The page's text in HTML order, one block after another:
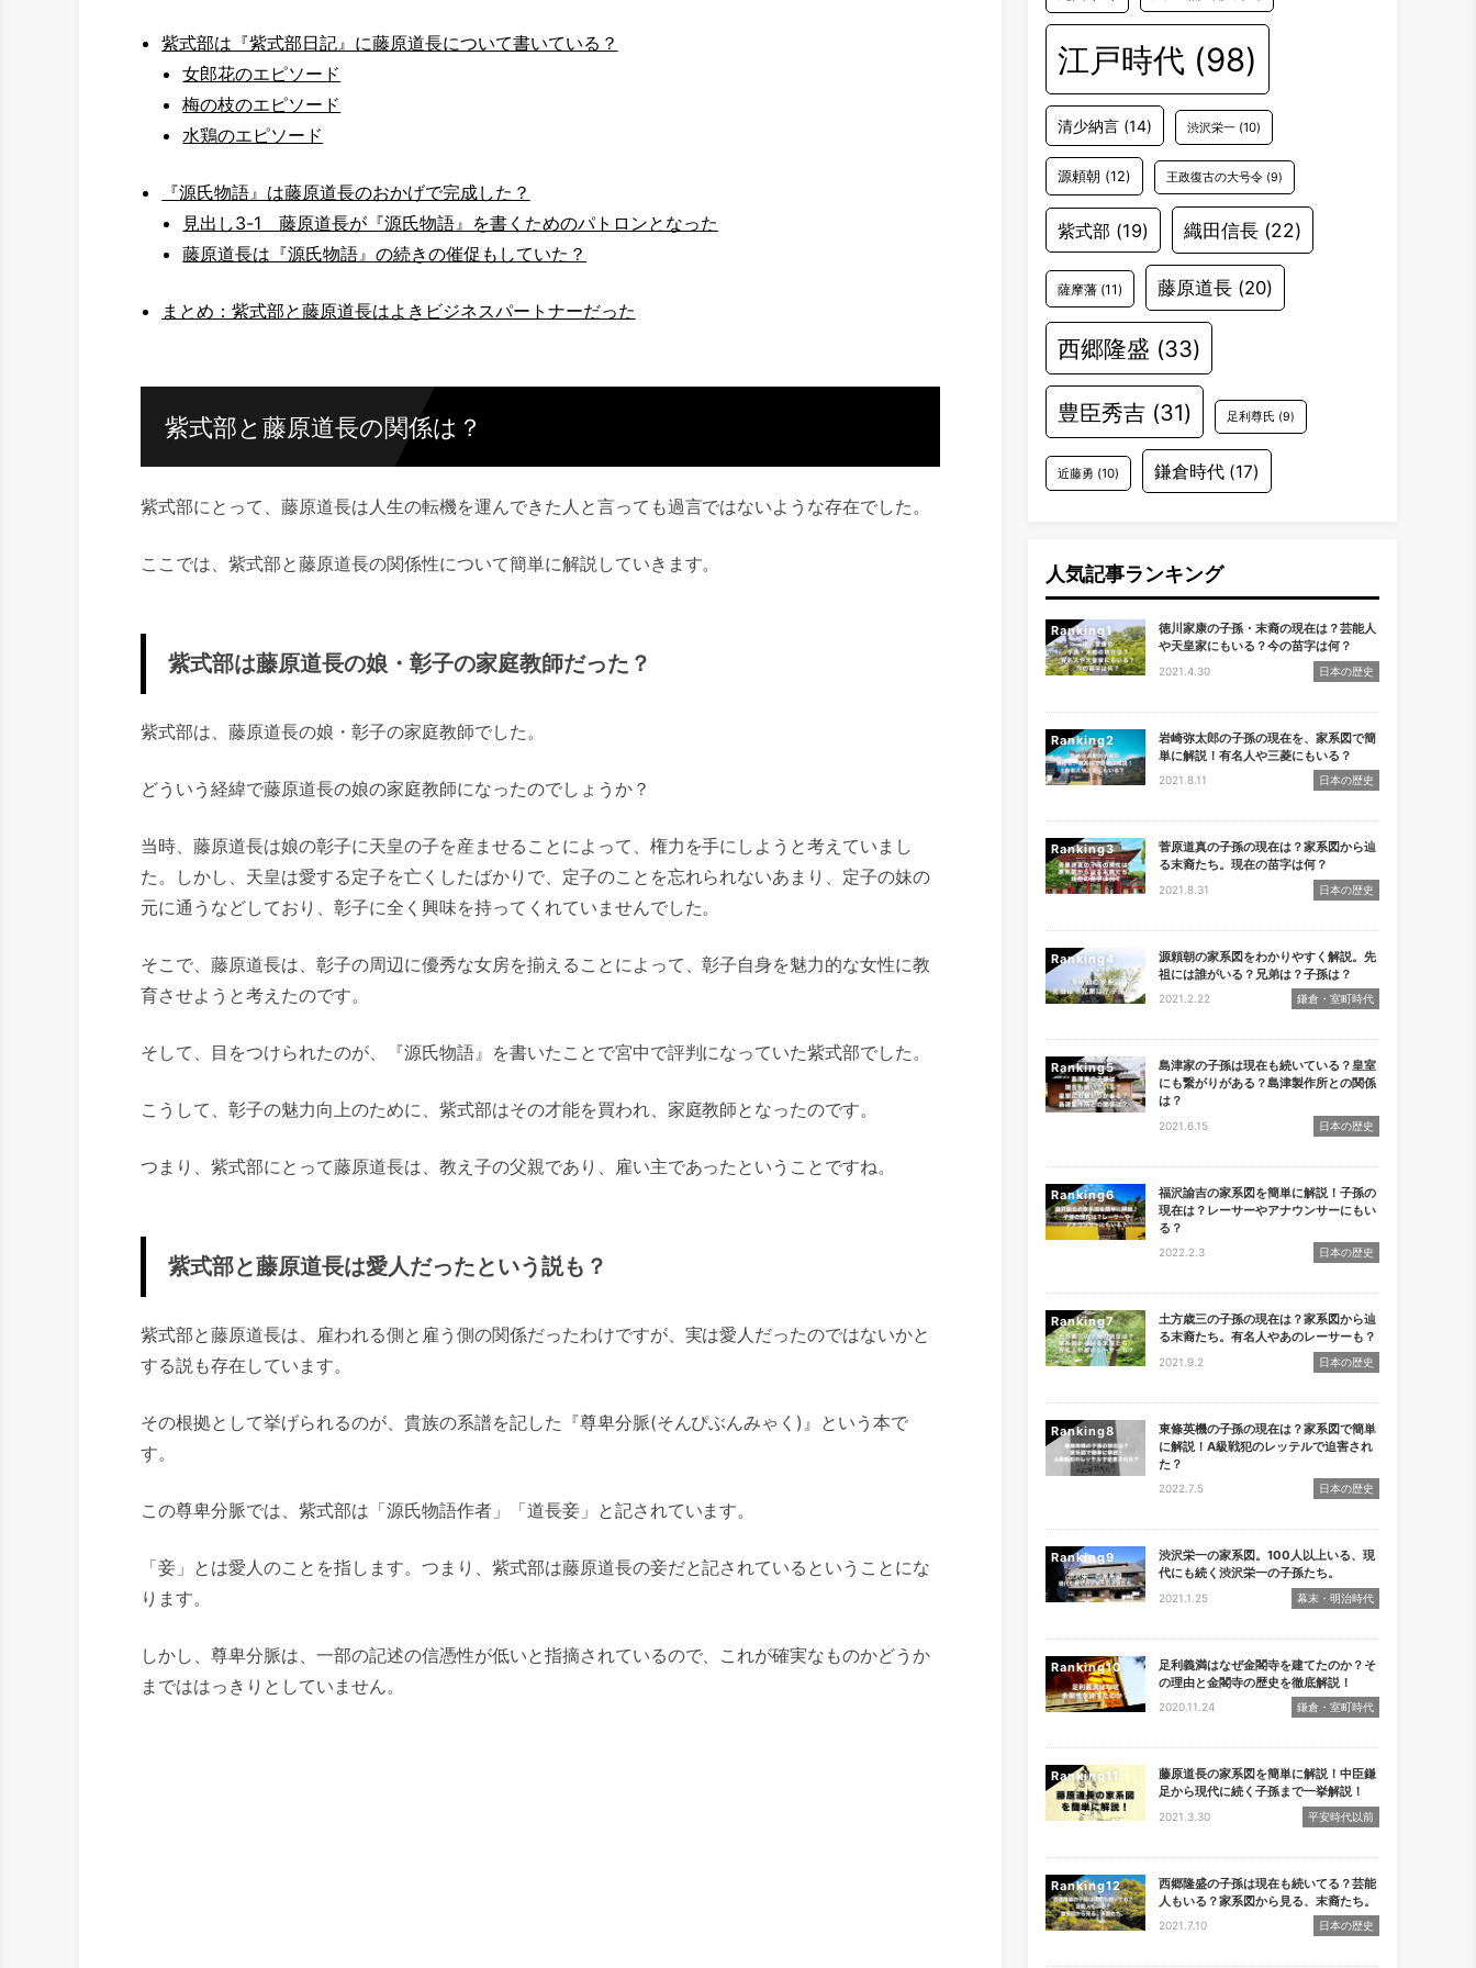
紫式部は『紫式部日記』に藤原道長について書いている？
女郎花のエピソード
梅の枝のエピソード
水鶏のエピソード
『源氏物語』は藤原道長のおかげで完成した？
見出し3-1 藤原道長が『源氏物語』を書くためのパトロンとなった
藤原道長は『源氏物語』の続きの催促もしていた？
まとめ：紫式部と藤原道長はよきビジネスパートナーだった
紫式部と藤原道長の関係は？
紫式部にとって、藤原道長は人生の転機を運んできた人と言っても過言ではないような存在でした。
ここでは、紫式部と藤原道長の関係性について簡単に解説していきます。
紫式部は藤原道長の娘・彰子の家庭教師だった？
紫式部は、藤原道長の娘・彰子の家庭教師でした。
どういう経緯で藤原道長の娘の家庭教師になったのでしょうか？
当時、藤原道長は娘の彰子に天皇の子を産ませることによって、権力を手にしようと考えていまし
た。しかし、天皇は愛する定子を亡くしたばかりで、定子のことを忘れられないあまり、定子の妹の
元に通うなどしており、彰子に全く興味を持ってくれていませんでした。
そこで、藤原道長は、彰子の周辺に優秀な女房を揃えることによって、彰子自身を魅力的な女性に教
育させようと考えたのです。
そして、目をつけられたのが、『源氏物語』を書いたことで宮中で評判になっていた紫式部でした。
こうして、彰子の魅力向上のために、紫式部はその才能を買われ、家庭教師となったのです。
つまり、紫式部にとって藤原道長は、教え子の父親であり、雇い主であったということですね。
紫式部と藤原道長は愛人だったという説も？
紫式部と藤原道長は、雇われる側と雇う側の関係だったわけですが、実は愛人だったのではないかと
する説も存在しています。
その根拠として挙げられるのが、貴族の系譜を記した『尊卑分脈(そんぴぶんみゃく)』という本で
す。
この尊卑分脈では、紫式部は「源氏物語作者」「道長妾」と記されています。
「妾」とは愛人のことを指します。つまり、紫式部は藤原道長の妾だと記されているということにな
ります。
しかし、尊卑分脈は、一部の記述の信憑性が低いと指摘されているので、これが確実なものかどうか
までははっきりとしていません。
江戸時代 (98)
清少納言(14) 渋沢栄一(10)
源頼朝 (12) 王政復古の大号令(9)
紫式部 (19) 織田信長(22)
薩摩藩(11) 藤原道長(20)
西郷隆盛 (33)
豊臣秀吉(31) 足利尊氏 (9)
近藤勇 (10) 鎌倉時代(17)
人気記事ランキング
Ranking
徳川家康の子孫・末裔の現在は？芸能人
や天皇家にもいる？今の苗字は何？
2021.4.30 日本の歴史
Ranking
岩崎弥太郎の子孫の現在を、家系図で簡
単に解説！有名人や三菱にもいる？
2021.8.11 日本の歴史
Ranking
菅原道真の子孫の現在は？家系図から辿
る末裔たち。現在の苗字は何？
2021.8.31 日本の歴史
Ranking
源頼朝の家系図をわかりやすく解説。先
祖には誰がいる？兄弟は？子孫は？
2021.2.22 鎌倉・室町時代
Ranking
島津家の子孫は現在も続いている？皇室
にも繋がりがある？島津製作所との関係
は？
2021.6.15 日本の歴史
Ranking
福沢諭吉の家系図を簡単に解説！子孫の
現在は？レーサーやアナウンサーにもい
る？
2022.2.3 日本の歴史
Ranking
土方歳三の子孫の現在は？家系図から辿
る末裔たち。有名人やあのレーサーも？
2021.9.2 日本の歴史
Ranking
東條英機の子孫の現在は？家系図で簡単
に解説！A級戦犯のレッテルで迫害され
た？
2022.7.5 日本の歴史
Ranking
渋沢栄一の家系図。100人以上いる、現
代にも続く渋沢栄一の子孫たち。
2021.1.25 幕末・明治時代
Ranking
足利義満はなぜ金閣寺を建てたのか？そ
の理由と金閣寺の歴史を徹底解説！
2020.11.24 鎌倉・室町時代
Ranking
藤原道長の家系図を簡単に解説！中臣鎌
足から現代に続く子孫まで一挙解説！
2021.3.30 平安時代以前
Ranking
西郷隆盛の子孫は現在も続いてる？芸能
人もいる？家系図から見る、末裔たち。
2021.7.10 日本の歴史